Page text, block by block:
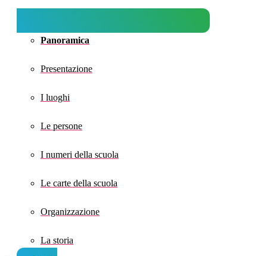
Panoramica
Presentazione
I luoghi
Le persone
I numeri della scuola
Le carte della scuola
Organizzazione
La storia